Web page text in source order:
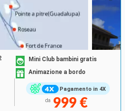
Pagamento in 4X
Mini Club bambini gratis
Animazione a bordo
da 999 €